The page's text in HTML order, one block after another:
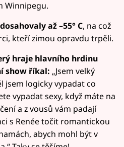
Winnipegu.
až –55° C, na což
kteří zimou opravdu trpěli.
hraje hlavního hrdinu
show říkal: „Jsem velký
jsem logicky vypadat co
vypadat sexy, když máte na
a z vousů vám padají
s Renée točit romantickou
abych mohl být v